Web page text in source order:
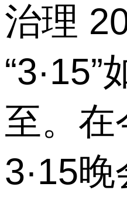
治理
“3·15”
至。在
3·15